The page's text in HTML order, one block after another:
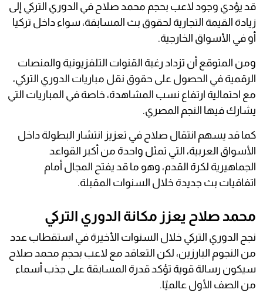
قد يؤدي وجود لاعب بحجم محمد صلاح في الدوري التركي إلى
زيادة القيمة التجارية لحقوق بث المسابقة، سواء داخل تركيا
أو في الأسواق الخارجية.
ومن المتوقع أن تزداد رغبة القنوات التلفزيونية والمنصات
الرقمية في الحصول على حقوق نقل مباريات الدوري التركي،
مع احتمالية ارتفاع نسب المشاهدة، خاصة في المباريات التي
يشارك فيها النجم المصري.
كما قد يسهم انتقال صلاح في تعزيز انتشار البطولة داخل
الأسواق العربية، التي تمثل واحدة من أكبر القواعد
الجماهيرية لكرة القدم، وهو ما قد يفتح المجال أمام
اتفاقيات بث جديدة خلال السنوات المقبلة.
محمد صلاح يعزز مكانة الدوري التركي
نجح الدوري التركي خلال السنوات الأخيرة في استقطاب عدد
من النجوم البارزين، لكن التعاقد مع لاعب بحجم محمد صلاح
سيكون رسالة قوية تؤكد قدرة المسابقة على جذب أسماء
من الصف الأول عالميًا.